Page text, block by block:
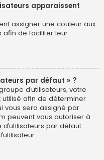
apparaissent
assigner une couleur aux
afin de faciliter leur
par défaut » ?
d’utilisateurs, votre
utilisé afin de déterminer
vous sera assigné par
peuvent vous autoriser à
par défaut